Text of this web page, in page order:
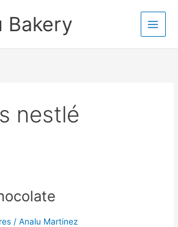
Bakery
nestlé
/Analu Martinez